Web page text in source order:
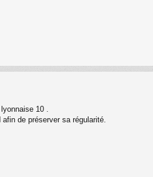
10 .
de préserver sa régularité.